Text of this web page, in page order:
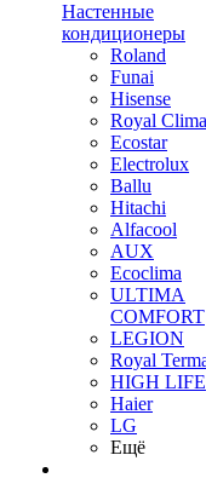
Настенные
кондиционеры
Roland
Funai
Hisense
Royal Clima
Ecostar
Electrolux
Ballu
Hitachi
Alfacool
AUX
Ecoclima
ULTIMA
COMFORT
LEGION
Royal
HIGH LIFE
Haier
LG
Ещё